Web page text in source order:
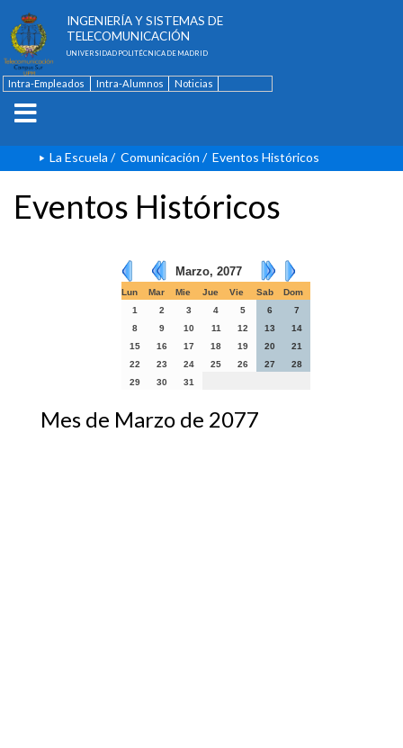
INGENIERÍA Y SISTEMAS DE
TELECOMUNICACIÓN
UNIVERSIDAD POLITÉCNICA DE MADRID
Intra-Empleados Intra-Alumnos
Noticias
La Escuela / Comunicación / Eventos Históricos
Eventos Históricos
Marzo, 2077
Lun Mar Mie Jue Vie Sab
Dom
1
2 3 4 5 6
7
8
9 10 11 12 13
14
15
16 17 18 19 20
21
22
23 24 25 26 27
28
29
30 31
Mes de Marzo de 2077